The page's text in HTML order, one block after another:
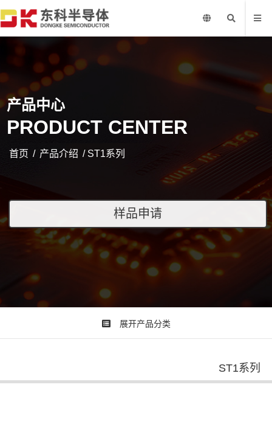
产品中心
PRODUCT CENTER
首页 / 产品介绍 / ST1系列
样品申请
展开产品分类
ST1系列